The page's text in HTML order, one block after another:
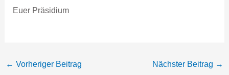
Euer Präsidium
← Vorheriger Beitrag Nächster Beitrag →